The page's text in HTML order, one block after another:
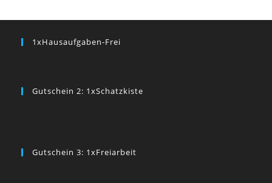
1xHausaufgaben-Frei
Gutschein 2: 1xSchatzkiste
Gutschein 3: 1xFreiarbeit